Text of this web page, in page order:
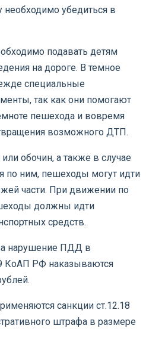
убедиться в
подавать детям
на дороге. В темное
специальные
так как они помогают
пешехода и вовремя
возможного ДТП.
обочин, а также в случае
по ним, пешеходы могут идти
части. При движении по
должны идти
средств.
нарушение ПДД в
КоАП РФ наказываются
санкции ст.12.18
штрафа в размере